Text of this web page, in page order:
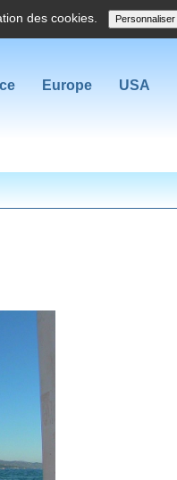
des cookies. Personnaliser
Europe USA